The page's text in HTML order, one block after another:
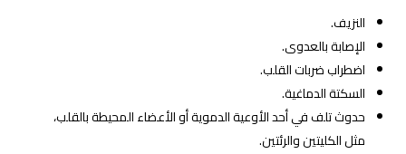
النزيف.
الإصابة بالعدوى.
اضطراب ضربات القلب.
السكتة الدماغية.
حدوث تلف في أحد الأوعية الدموية أو الأعضاء المحيطة بالقلب،
مثل الكليتين والرئتين.